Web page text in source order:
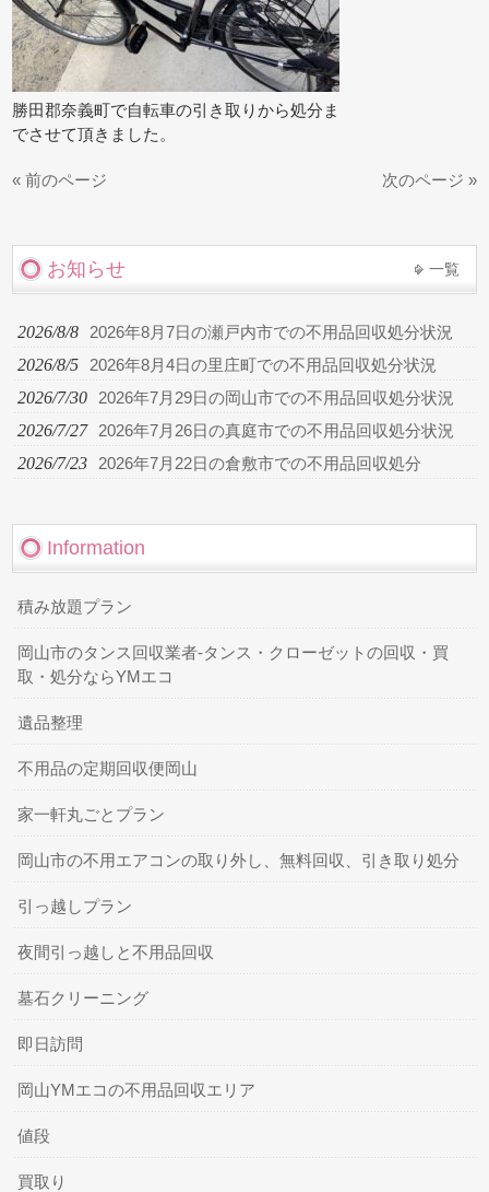
勝田郡奈義町で自転車の引き取りから処分ま
でさせて頂きました。
« 前のページ 次のページ »
お知らせ 一覧
2026/8/8 2026年8月7日の瀬戸内市での不用品回収処分状況
2026/8/5 2026年8月4日の里庄町での不用品回収処分状況
2026/7/30 2026年7月29日の岡山市での不用品回収処分状況
2026/7/27 2026年7月26日の真庭市での不用品回収処分状況
2026/7/23 2026年7月22日の倉敷市での不用品回収処分
Information
積み放題プラン
岡山市のタンス回収業者-タンス・クローゼットの回収・買
取・処分ならYMエコ
遺品整理
不用品の定期回収便岡山
家一軒丸ごとプラン
岡山市の不用エアコンの取り外し、無料回収、引き取り処分
引っ越しプラン
夜間引っ越しと不用品回収
墓石クリーニング
即日訪問
岡山YMエコの不用品回収エリア
値段
買取り